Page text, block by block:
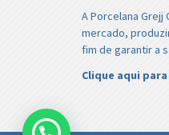
A Porcelana Grejj
mercado,
fim de garantir a
Clique aqui